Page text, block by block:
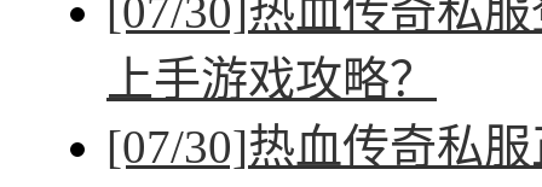
[07/30]热血传奇私
上手游戏攻略？
[07/30]热血传奇私